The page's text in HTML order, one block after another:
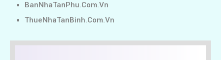
BanNhaTanPhu.Com.Vn
ThueNhaTanBinh.Com.Vn